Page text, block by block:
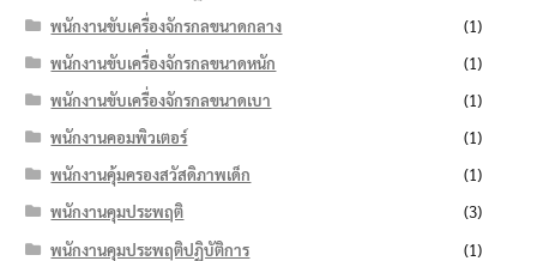
พนักงานขับเครื่องจักรกลขนาดกลาง
(1)
พนักงานขับเครื่องจักรกลขนาดหนัก
(1)
พนักงานขับเครื่องจักรกลขนาดเบา
(1)
พนักงานคอมพิวเตอร์
(1)
พนักงานคุ้มครองสวัสดิภาพเด็ก
(1)
พนักงานคุมประพฤติ
(3)
พนักงานคุมประพฤติปฏิบัติการ
(1)